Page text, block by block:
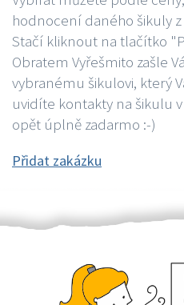
hodnocení daného šikuly
Stačí kliknout na tlačítko
Obratem Vyřešmito zašle
vybranému šikulovi, který
uvidíte kontakty na šikulu v
opět úplně zadarmo :-)
Přidat zakázku